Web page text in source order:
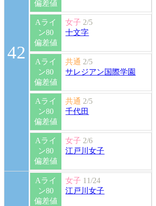
42
偏差値
Aライ
ン80
偏差値
女子 2/5
十文字
Aライ
ン80
偏差値
共通 2/5
サレジアン国際学園
Aライ
ン80
偏差値
共通 2/5
千代田
Aライ
ン80
偏差値
女子 2/6
江戸川女子
Aライ
ン80
偏差値
女子 11/24
江戸川女子